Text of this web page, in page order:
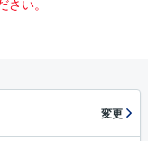
い。
変更